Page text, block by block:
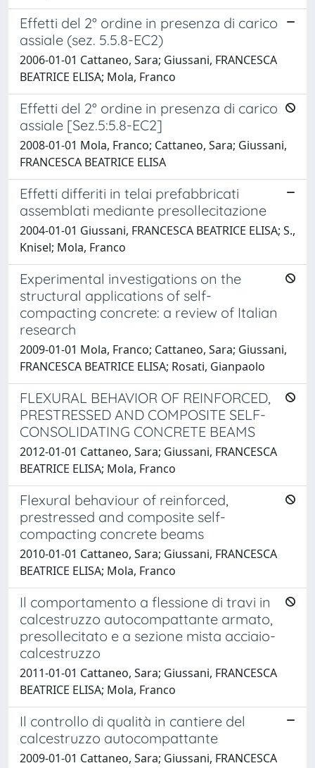
Effetti del 2° ordine in presenza di carico
assiale (sez. 5.5.8-EC2)
2006-01-01 Cattaneo, Sara; Giussani, FRANCESCA
BEATRICE ELISA; Mola, Franco
Effetti del 2° ordine in presenza di carico
assiale [Sez.5:5.8-EC2]
2008-01-01 Mola, Franco; Cattaneo, Sara; Giussani,
FRANCESCA BEATRICE ELISA
Effetti differiti in telai prefabbricati
assemblati mediante presollecitazione
2004-01-01 Giussani, FRANCESCA BEATRICE ELISA; S.,
Knisel; Mola, Franco
Experimental investigations on the
structural applications of self-
compacting concrete: a review of Italian
research
2009-01-01 Mola, Franco; Cattaneo, Sara; Giussani,
FRANCESCA BEATRICE ELISA; Rosati, Gianpaolo
FLEXURAL BEHAVIOR OF REINFORCED,
PRESTRESSED AND COMPOSITE SELF-
CONSOLIDATING CONCRETE BEAMS
2012-01-01 Cattaneo, Sara; Giussani, FRANCESCA
BEATRICE ELISA; Mola, Franco
Flexural behaviour of reinforced,
prestressed and composite self-
compacting concrete beams
2010-01-01 Cattaneo, Sara; Giussani, FRANCESCA
BEATRICE ELISA; Mola, Franco
Il comportamento a flessione di travi in
calcestruzzo autocompattante armato,
presollecitato e a sezione mista acciaio-
calcestruzzo
2011-01-01 Cattaneo, Sara; Giussani, FRANCESCA
BEATRICE ELISA; Mola, Franco
Il controllo di qualità in cantiere del
calcestruzzo autocompattante
2009-01-01 Cattaneo, Sara; Giussani, FRANCESCA